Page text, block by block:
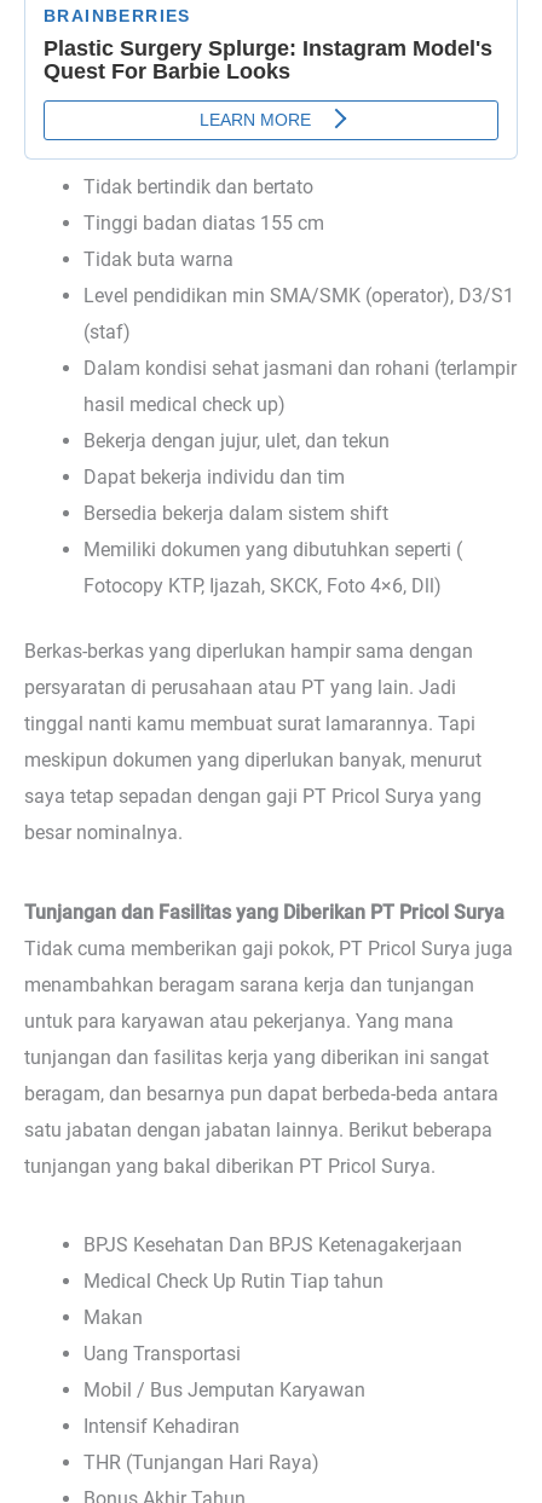
Tidak bertindik dan bertato
Tinggi badan diatas 155 cm
Tidak buta warna
Level pendidikan min SMA/SMK (operator), D3/S1
(staf)
Dalam kondisi sehat jasmani dan rohani (terlampir
hasil medical check up)
Bekerja dengan jujur, ulet, dan tekun
Dapat bekerja individu dan tim
Bersedia bekerja dalam sistem shift
Memiliki dokumen yang dibutuhkan seperti (
Fotocopy KTP, Ijazah, SKCK, Foto 4×6, Dll)
Berkas-berkas yang diperlukan hampir sama dengan
persyaratan di perusahaan atau PT yang lain. Jadi
tinggal nanti kamu membuat surat lamarannya. Tapi
meskipun dokumen yang diperlukan banyak, menurut
saya tetap sepadan dengan gaji PT Pricol Surya yang
besar nominalnya.
Tunjangan dan Fasilitas yang Diberikan PT Pricol Surya
Tidak cuma memberikan gaji pokok, PT Pricol Surya juga
menambahkan beragam sarana kerja dan tunjangan
untuk para karyawan atau pekerjanya. Yang mana
tunjangan dan fasilitas kerja yang diberikan ini sangat
beragam, dan besarnya pun dapat berbeda-beda antara
satu jabatan dengan jabatan lainnya. Berikut beberapa
tunjangan yang bakal diberikan PT Pricol Surya.
BPJS Kesehatan Dan BPJS Ketenagakerjaan
Medical Check Up Rutin Tiap tahun
Makan
Uang Transportasi
Mobil / Bus Jemputan Karyawan
Intensif Kehadiran
THR (Tunjangan Hari Raya)